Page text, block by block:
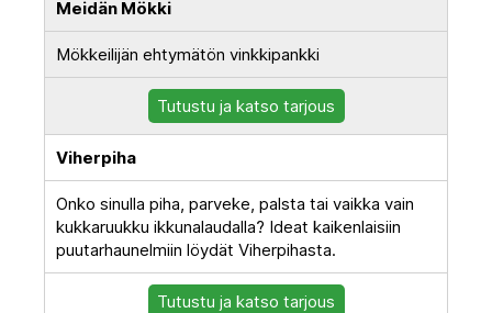
Meidän Mökki
Mökkeilijän ehtymätön vinkkipankki
Tutustu ja katso tarjous
Viherpiha
Onko sinulla piha, parveke, palsta tai vaikka vain
kukkaruukku ikkunalaudalla? Ideat kaikenlaisiin
puutarhaunelmiin löydät Viherpihasta.
Tutustu ja katso tarjous